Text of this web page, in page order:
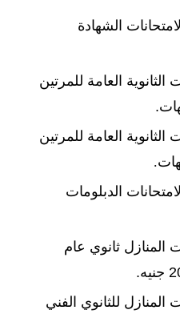
الشهادة
العامة للمرتين
العامة للمرتين
الدبلومات
المنازل ثانوي عام
للثانوي الفني